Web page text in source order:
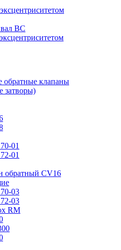
BC
обратные клапаны
затворы)
01
01
обратный CV16
03
03
RM